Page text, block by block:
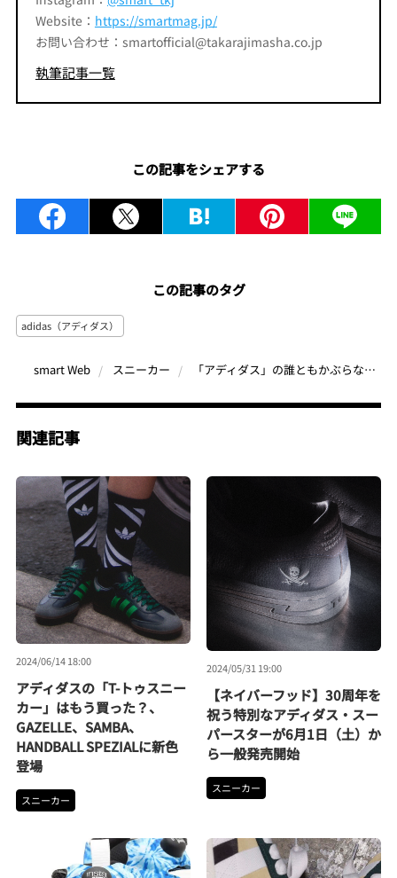
Website： https://smartmag.jp/
お問い合わせ：smartofficial@takarajimasha.co.jp
執筆記事一覧
この記事をシェアする
この記事のタグ
adidas（アディダス）
smart Web スニーカー 「アディダス」の誰ともかぶらないスニーカー？アディダスの代表作“T-トウコレクション”がモダナイズされてついにリリース
関連記事
2024/06/14 18:00
アディダスの「T-トゥスニー
カー」はもう買った？、
GAZELLE、SAMBA、
HANDBALL SPEZIALに新色
登場
スニーカー
2024/05/31 19:00
【ネイバーフッド】30周年を
祝う特別なアディダス・スー
パースターが6月1日（土）か
ら一般発売開始
スニーカー